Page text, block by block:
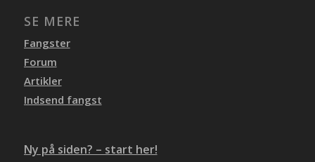
SE MERE
Fangster
Forum
Artikler
Indsend fangst
Ny på siden? – start her!